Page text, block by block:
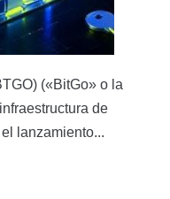
(«BitGo» o la
de
lanzamiento...